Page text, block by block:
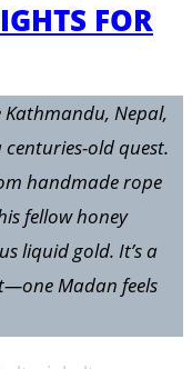
FOR
Kathmandu, Nepal,
old quest.
handmade rope
fellow honey
liquid gold. It’s a
Madan feels